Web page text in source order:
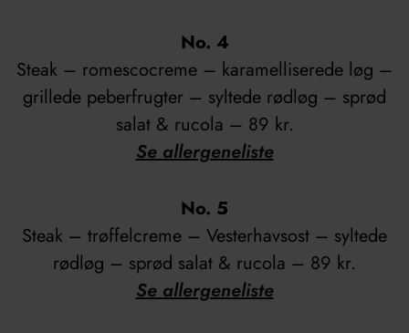
No. 4
Steak – romescocreme – karamelliserede løg –
grillede peberfrugter – syltede rødløg – sprød
salat & rucola – 89 kr.
Se allergeneliste
No. 5
Steak – trøffelcreme – Vesterhavsost – syltede
rødløg – sprød salat & rucola – 89 kr.
Se allergeneliste